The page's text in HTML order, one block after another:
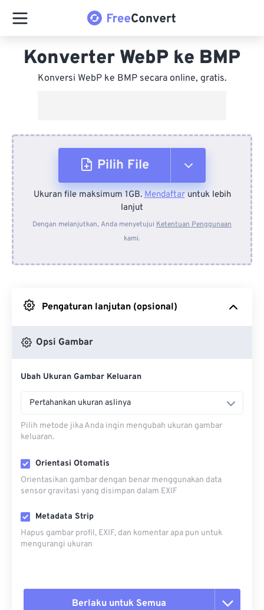
Konverter WebP ke BMP
Konversi WebP ke BMP secara online, gratis.
Pilih File
Dari Perangkat
Dari Dropbox
Ukuran file maksimum 1GB.Mendaftaruntuk lebih
lanjut
Dengan melanjutkan, Anda menyetujui Ketentuan Penggunaan
kami.
Pengaturan lanjutan (opsional)
Opsi Gambar
Ubah Ukuran Gambar Keluaran
Pertahankan ukuran aslinya
Pilih metode jika Anda ingin mengubah ukuran gambar
keluaran.
Orientasi Otomatis
Orientasikan gambar dengan benar menggunakan data
sensor gravitasi yang disimpan dalam EXIF
Metadata Strip
Hapus gambar profil, EXIF, dan komentar apa pun untuk
mengurangi ukuran
Berlaku untuk Semua